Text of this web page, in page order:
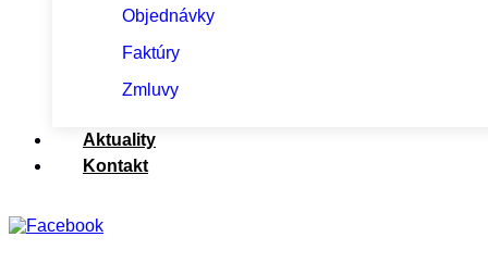
Objednávky
Faktúry
Zmluvy
Aktuality
Kontakt